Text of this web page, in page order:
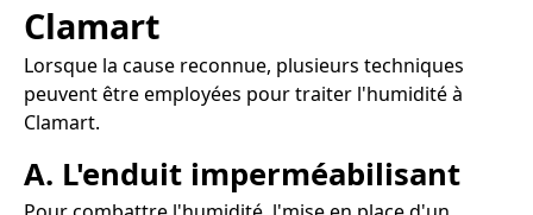
Clamart
Lorsque la cause reconnue, plusieurs techniques
peuvent être employées pour traiter l'humidité à
Clamart.
A. L'enduit imperméabilisant